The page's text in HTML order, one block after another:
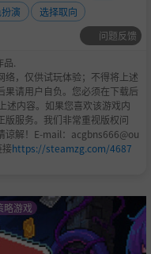
演
选择取向
问题反馈
品.
络，仅供试玩体验；不得将上述
果请用户自负。您必须在下载后
述内容。如果您喜欢该游戏内
版服务。我们非常重视版权问
谅解！E-mail：acgbns666@ou
https://steamzg.com/4687
略游戏